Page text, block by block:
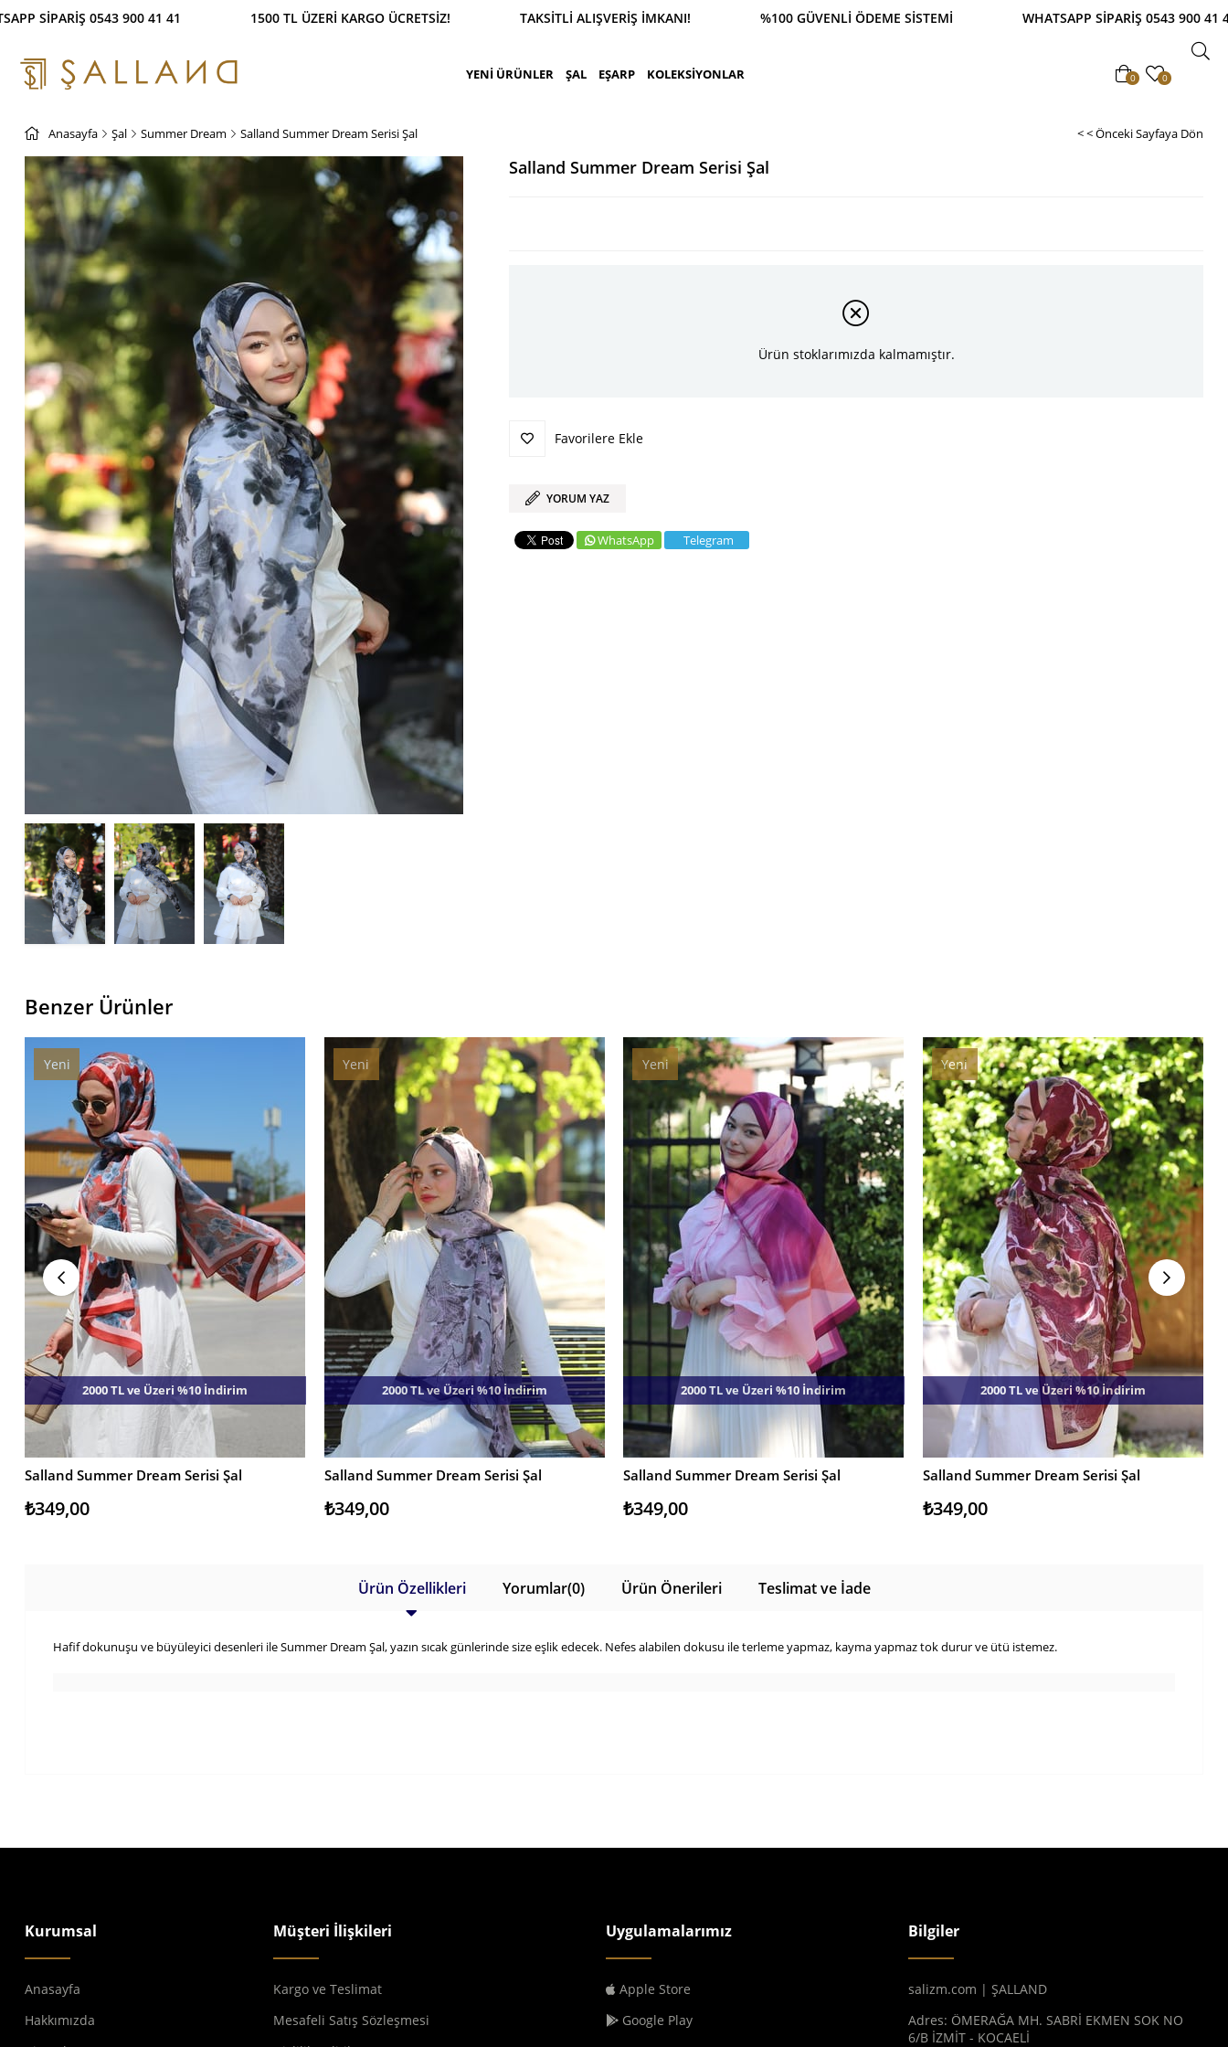
%100 GÜVENLİ ÖDEME SİSTEMİ WHATSAPP SİPARİŞ 0543 900 41 41 1500 TL ÜZERİ KARGO ÜCRETSİZ! TAKSİTLİ ALIŞVERİŞ İMKANI! %100 GÜVENLİ
YENİ ÜRÜNLER ŞAL EŞARP KOLEKSİYONLAR 0 0
Anasayfa Şal Summer Dream Salland Summer Dream Serisi Şal < < Önceki Sayfaya Dön
Salland Summer Dream Serisi Şal
Ürün stoklarımızda kalmamıştır.
Favorilere Ekle
YORUM YAZ
WhatsApp Telegram
Benzer Ürünler
SEPETE EKLE
Yeni
Salland Summer Dream Serisi Şal
2000 TL ve Üzeri %10 İndirim
₺349,00
SEPETE EKLE
Yeni
Ürün
Salland Summer Dream Serisi Şal
2000 TL ve Üzeri %10 İndirim
₺349,00
SEPETE EKLE
Yeni
Ürün
Salland Summer Dream Serisi Şal
2000 TL ve Üzeri %10 İndirim
₺349,00
SEPETE EKLE
Yeni
Ürün
Salland Summer Dream Serisi Şal
2000 TL ve Üzeri %10 İndirim
₺349,00
Ürün Özellikleri Yorumlar(0) Ürün Önerileri Teslimat ve İade
Hafif dokunuşu ve büyüleyici desenleri ile Summer Dream Şal, yazın sıcak günlerinde size eşlik edecek. Nefes alabilen dokusu ile terleme yapmaz, kayma yapmaz tok durur ve ütü istemez.
Kurumsal
Anasayfa
Hakkımızda
Müşteri İlişkileri
Kargo ve Teslimat
Mesafeli Satış Sözleşmesi
Uygulamalarımız
Apple Store
Google Play
Bilgiler
salizm.com | ŞALLAND
Adres: ÖMERAĞA MH. SABRİ EKMEN SOK NO
6/B İZMİT - KOCAELİ